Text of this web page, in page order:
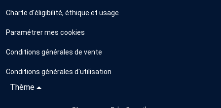
Charte d'éligibilité, éthique et usage
Paramétrer mes cookies
Conditions générales de vente
Conditions générales d'utilisation
Thème